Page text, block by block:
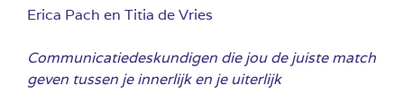
Erica Pach en Titia de Vries
Communicatiedeskundigen die jou de juiste match
geven tussen je innerlijk en je uiterlijk